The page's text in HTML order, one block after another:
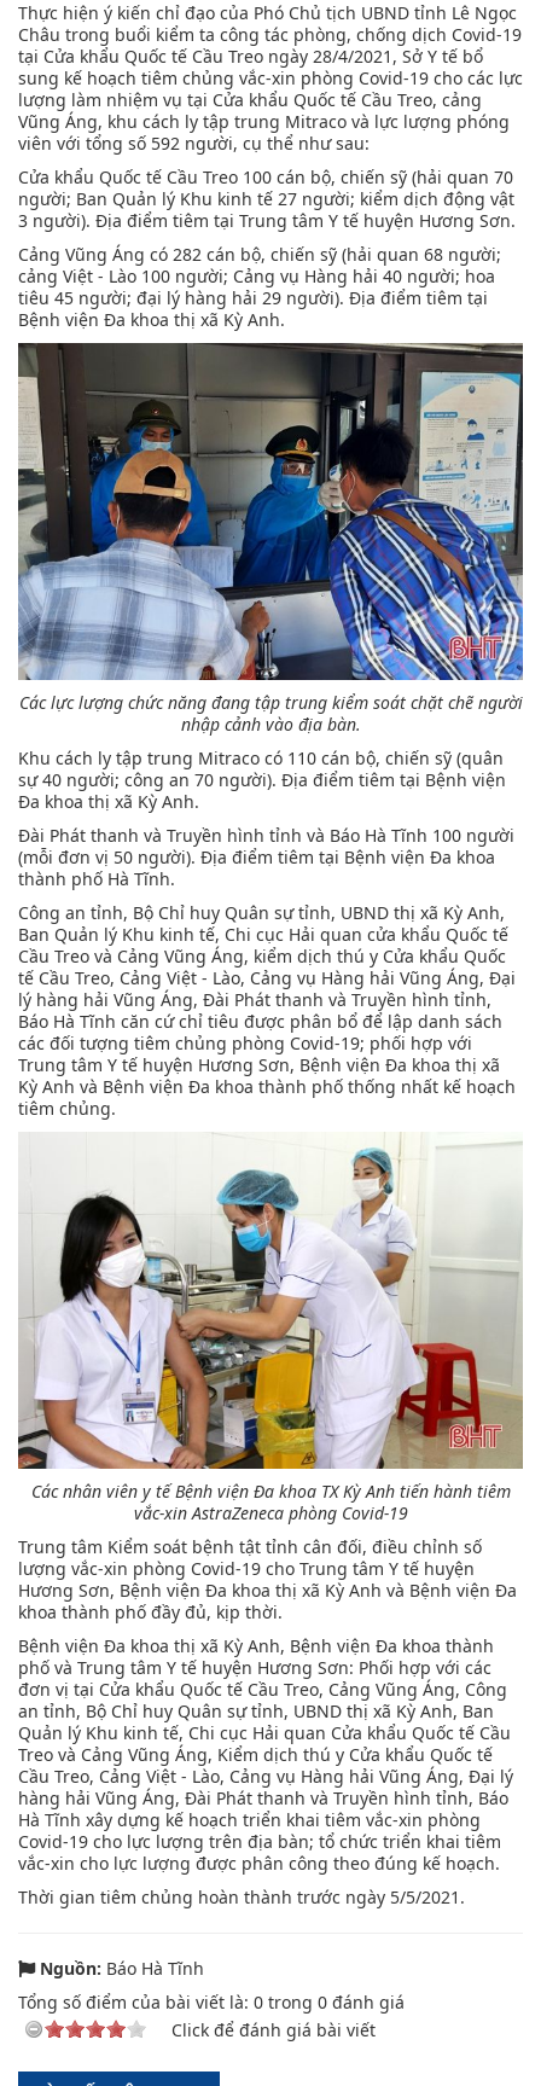
Thực hiện ý kiến chỉ đạo của Phó Chủ tịch UBND tỉnh Lê Ngọc
Châu trong buổi kiểm ta công tác phòng, chống dịch Covid-19
tại Cửa khẩu Quốc tế Cầu Treo ngày 28/4/2021, Sở Y tế bổ
sung kế hoạch tiêm chủng vắc-xin phòng Covid-19 cho các lực
lượng làm nhiệm vụ tại Cửa khẩu Quốc tế Cầu Treo, cảng
Vũng Áng, khu cách ly tập trung Mitraco và lực lượng phóng
viên với tổng số 592 người, cụ thể như sau:
Cửa khẩu Quốc tế Cầu Treo 100 cán bộ, chiến sỹ (hải quan 70
người; Ban Quản lý Khu kinh tế 27 người; kiểm dịch động vật
3 người). Địa điểm tiêm tại Trung tâm Y tế huyện Hương Sơn.
Cảng Vũng Áng có 282 cán bộ, chiến sỹ (hải quan 68 người;
cảng Việt - Lào 100 người; Cảng vụ Hàng hải 40 người; hoa
tiêu 45 người; đại lý hàng hải 29 người). Địa điểm tiêm tại
Bệnh viện Đa khoa thị xã Kỳ Anh.
Các lực lượng chức năng đang tập trung kiểm soát chặt chẽ người
nhập cảnh vào địa bàn.
Khu cách ly tập trung Mitraco có 110 cán bộ, chiến sỹ (quân
sự 40 người; công an 70 người). Địa điểm tiêm tại Bệnh viện
Đa khoa thị xã Kỳ Anh.
Đài Phát thanh và Truyền hình tỉnh và Báo Hà Tĩnh 100 người
(mỗi đơn vị 50 người). Địa điểm tiêm tại Bệnh viện Đa khoa
thành phố Hà Tĩnh.
Công an tỉnh, Bộ Chỉ huy Quân sự tỉnh, UBND thị xã Kỳ Anh,
Ban Quản lý Khu kinh tế, Chi cục Hải quan cửa khẩu Quốc tế
Cầu Treo và Cảng Vũng Áng, kiểm dịch thú y Cửa khẩu Quốc
tế Cầu Treo, Cảng Việt - Lào, Cảng vụ Hàng hải Vũng Áng, Đại
lý hàng hải Vũng Áng, Đài Phát thanh và Truyền hình tỉnh,
Báo Hà Tĩnh căn cứ chỉ tiêu được phân bổ để lập danh sách
các đối tượng tiêm chủng phòng Covid-19; phối hợp với
Trung tâm Y tế huyện Hương Sơn, Bệnh viện Đa khoa thị xã
Kỳ Anh và Bệnh viện Đa khoa thành phố thống nhất kế hoạch
tiêm chủng.
Các nhân viên y tế Bệnh viện Đa khoa TX Kỳ Anh tiến hành tiêm
vắc-xin AstraZeneca phòng Covid-19
Trung tâm Kiểm soát bệnh tật tỉnh cân đối, điều chỉnh số
lượng vắc-xin phòng Covid-19 cho Trung tâm Y tế huyện
Hương Sơn, Bệnh viện Đa khoa thị xã Kỳ Anh và Bệnh viện Đa
khoa thành phố đầy đủ, kịp thời.
Bệnh viện Đa khoa thị xã Kỳ Anh, Bệnh viện Đa khoa thành
phố và Trung tâm Y tế huyện Hương Sơn: Phối hợp với các
đơn vị tại Cửa khẩu Quốc tế Cầu Treo, Cảng Vũng Áng, Công
an tỉnh, Bộ Chỉ huy Quân sự tỉnh, UBND thị xã Kỳ Anh, Ban
Quản lý Khu kinh tế, Chi cục Hải quan Cửa khẩu Quốc tế Cầu
Treo và Cảng Vũng Áng, Kiểm dịch thú y Cửa khẩu Quốc tế
Cầu Treo, Cảng Việt - Lào, Cảng vụ Hàng hải Vũng Áng, Đại lý
hàng hải Vũng Áng, Đài Phát thanh và Truyền hình tỉnh, Báo
Hà Tĩnh xây dựng kế hoạch triển khai tiêm vắc-xin phòng
Covid-19 cho lực lượng trên địa bàn; tổ chức triển khai tiêm
vắc-xin cho lực lượng được phân công theo đúng kế hoạch.
Thời gian tiêm chủng hoàn thành trước ngày 5/5/2021.
Nguồn: Báo Hà Tĩnh
Tổng số điểm của bài viết là: 0 trong 0 đánh giá
Click để đánh giá bài viết